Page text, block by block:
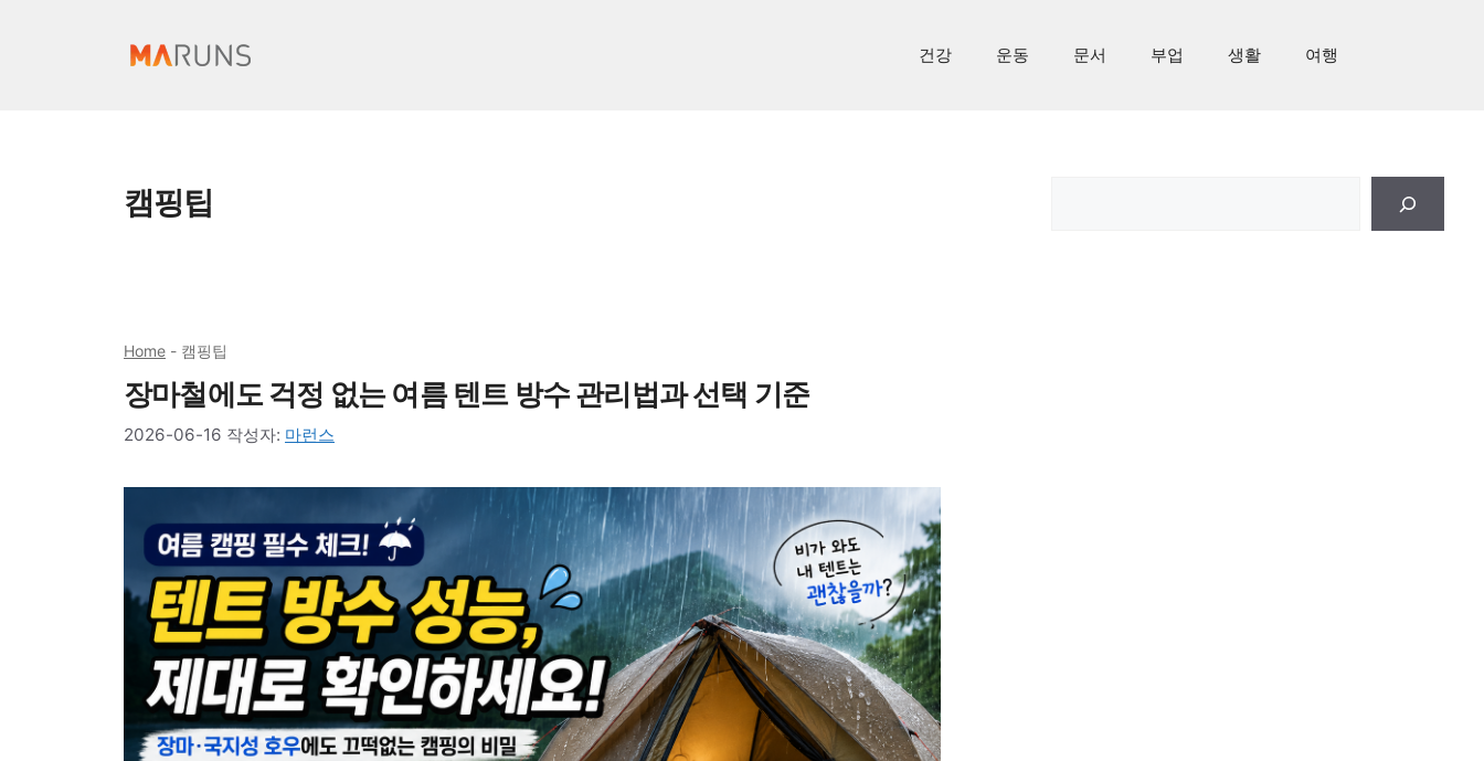
건강 운동 문서 부업 생활 여행
캠핑팁
Home - 캠핑팁
장마철에도 걱정 없는 여름 텐트 방수 관리법과 선택 기준
2026-06-16 작성자: 마런스